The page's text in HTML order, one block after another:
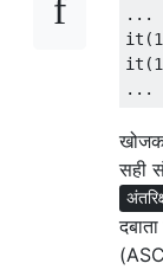
...
खोजक
सही